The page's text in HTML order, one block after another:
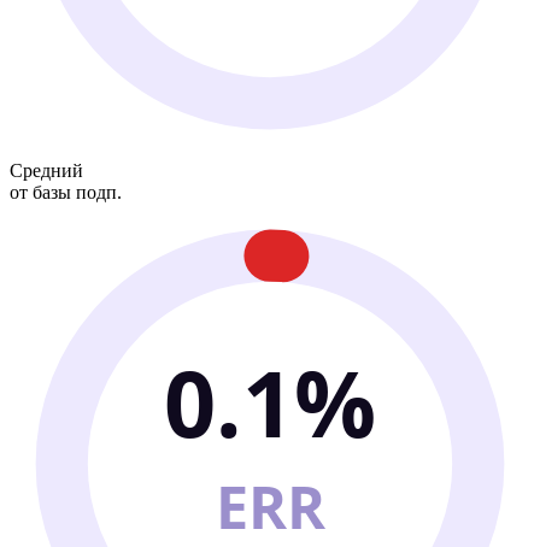
Средний
от базы подп.
0.1%
ERR